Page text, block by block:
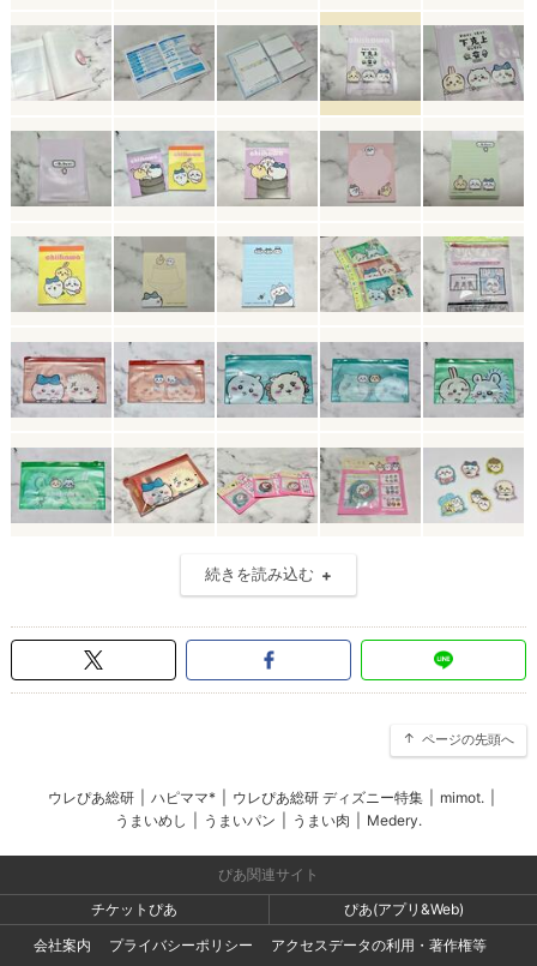
続きを読み込む
ページの先頭へ
ウレぴあ総研 ハピママ* ウレぴあ総研 ディズニー特集 mimot.
うまいめし
うまいパン うまい肉 Medery.
ぴあ関連サイト
チケットぴあ
ぴあ(アプリ&Web)
会社案内
プライバシーポリシー
アクセスデータの利用・著作権等